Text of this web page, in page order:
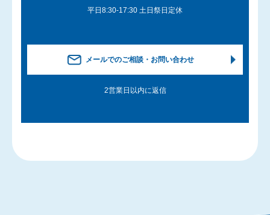
平日8:30-17:30 土日祭日定休
メールでのご相談・お問い合わせ
2営業日以内に返信